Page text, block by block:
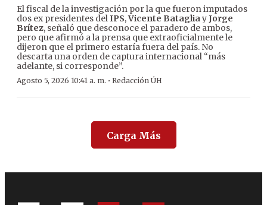
El fiscal de la investigación por la que fueron imputados
dos ex presidentes delIPS,Vicente BatagliayJorge
Brítez, señaló que desconoce el paradero de ambos,
pero que afirmó a la prensa que extraoficialmente le
dijeron que el primero estaría fuera del país. No
descarta una orden de captura internacional “más
adelante, si corresponde”.
Agosto 5, 2026 10:41 a. m. · Redacción ÚH
Carga Más